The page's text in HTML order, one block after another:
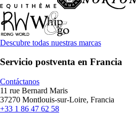
Descubre todas nuestras marcas
Servicio postventa en Francia
Contáctanos
11 rue Bernard Maris
37270 Montlouis-sur-Loire, Francia
+33 1 86 47 62 58